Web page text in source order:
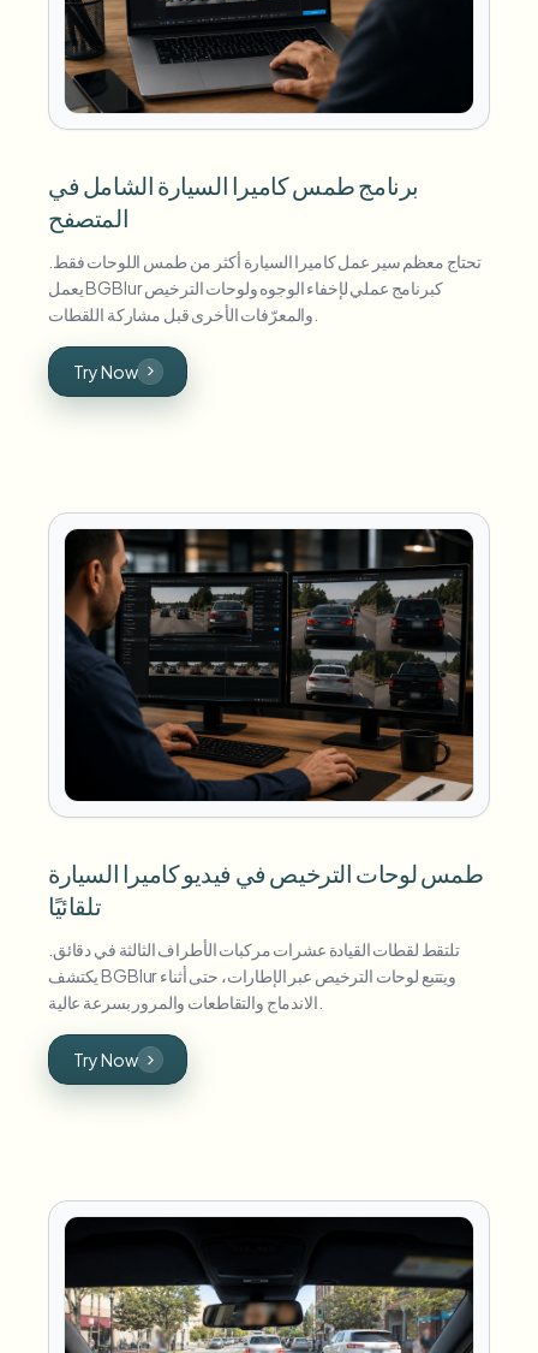
برنامج طمس كاميرا السيارة الشامل في
المتصفح
تحتاج معظم سير عمل كاميرا السيارة أكثر من طمس اللوحات فقط.
يعمل BGBlur كبرنامج عملي لإخفاء الوجوه ولوحات الترخيص
Try Now
طمس لوحات الترخيص في فيديو كاميرا السيارة
تلقائيًا
تلتقط لقطات القيادة عشرات مركبات الأطراف الثالثة في دقائق.
يكتشف BGBlur ويتتبع لوحات الترخيص عبر الإطارات، حتى أثناء
Try Now